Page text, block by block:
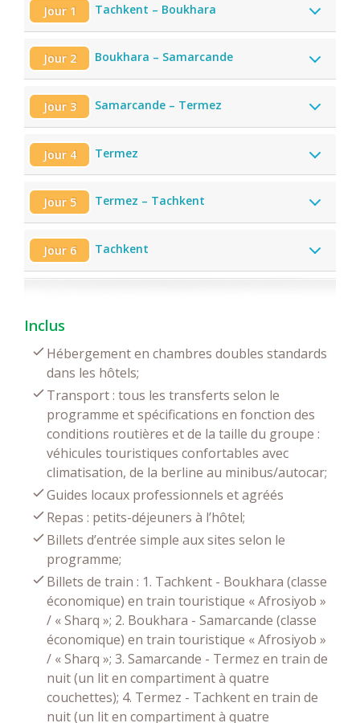
Jour 1 Tachkent – Boukhara
Jour 2 Boukhara – Samarcande
Jour 3 Samarcande – Termez
Jour 4 Termez
Jour 5 Termez – Taсhkent
Jour 6 Tachkent
Inclus
Hébergement en chambres doubles standards
dans les hôtels;
Transport : tous les transferts selon le
programme et spécifications en fonction des
conditions routières et de la taille du groupe :
véhicules touristiques confortables avec
climatisation, de la berline au minibus/autocar;
Guides locaux professionnels et agréés
Repas : petits-déjeuners à l’hôtel;
Billets d’entrée simple aux sites selon le
programme;
Billets de train : 1. Tachkent - Boukhara (classe
économique) en train touristique « Afrosiyob »
/ « Sharq »; 2. Boukhara - Samarcande (classe
économique) en train touristique « Afrosiyob »
/ « Sharq »; 3. Samarcande - Termez en train de
nuit (un lit en compartiment à quatre
couchettes); 4. Termez - Tachkent en train de
nuit (un lit en compartiment à quatre